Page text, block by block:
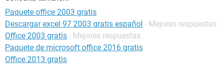
Paquete office 2003 gratis
Descargar excel 97 2003 gratis español - Mejores respuestas
Office 2003 gratis - Mejores respuestas
Paquete de microsoft office 2016 gratis
Office 2013 gratis